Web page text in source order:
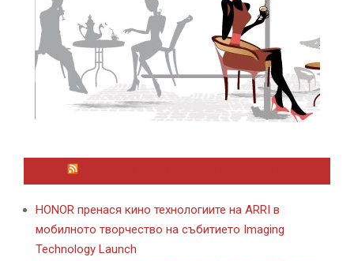
HONOR пренася кино технологиите на ARRI в
мобилното творчество на събитието Imaging
Technology Launch